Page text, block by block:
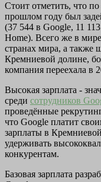
Стоит отметить, что
прошлом году был
(37 544 в Google, 11
Home). Всего же в
странах мира, а также
Кремниевой долине,
компания переехала в
Высокая зарплата -
среди сотрудников
проведённые
что Google платит
зарплаты в
удерживать
конкурентам.
Базовая зарплата